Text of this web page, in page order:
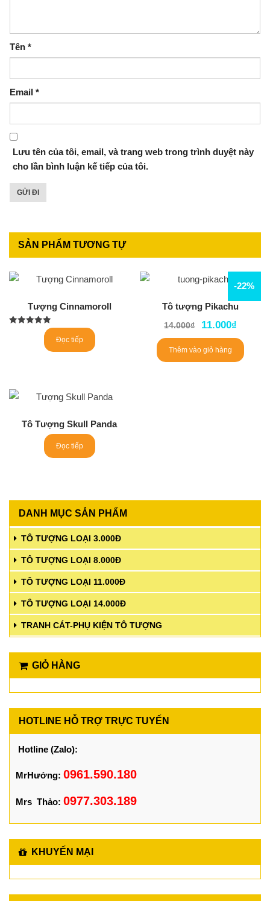
Tên *
Email *
Lưu tên của tôi, email, và trang web trong trình duyệt này
cho lần bình luận kế tiếp của tôi.
SẢN PHẨM TƯƠNG TỰ
Tượng Cinnamoroll
Được xếp
Đọc tiếp
-22%
Tô tượng Pikachu
14.000₫ 11.000₫
Thêm vào giỏ hàng
Tô Tượng Skull Panda
Đọc tiếp
DANH MỤC SẢN PHẨM
TÔ TƯỢNG LOẠI 3.000Đ
TÔ TƯỢNG LOẠI 8.000Đ
TÔ TƯỢNG LOẠI 11.000Đ
TÔ TƯỢNG LOẠI 14.000Đ
TRANH CÁT-PHỤ KIỆN TÔ TƯỢNG
GIỎ HÀNG
HOTLINE HỖ TRỢ TRỰC TUYẾN
Hotline (Zalo):
MrHưởng: 0961.590.180
Mrs Thảo: 0977.303.189
KHUYẾN MẠI